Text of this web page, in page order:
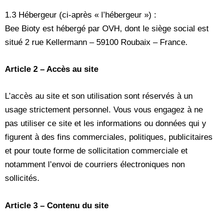
1.3 Hébergeur (ci-après « l’hébergeur ») :
Bee Bioty est hébergé par OVH, dont le siège social est
situé 2 rue Kellermann – 59100 Roubaix – France.
Article 2 – Accès au site
L’accès au site et son utilisation sont réservés à un
usage strictement personnel. Vous vous engagez à ne
pas utiliser ce site et les informations ou données qui y
figurent à des fins commerciales, politiques, publicitaires
et pour toute forme de sollicitation commerciale et
notamment l’envoi de courriers électroniques non
sollicités.
Article 3 – Contenu du site